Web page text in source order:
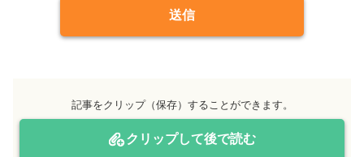
送信
記事をクリップ（保存）することができます。
クリップして後で読む